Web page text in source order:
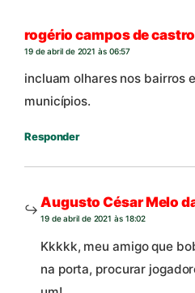
rogério campos de castro
19 de abril de 2021 às 06:57
incluam olhares nos bairros
municípios.
Responder
Augusto César Melo
19 de abril de 2021 às 18:02
Kkkkk, meu amigo que
na porta, procurar